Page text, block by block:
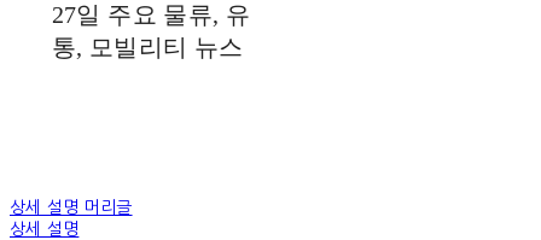
27일 주요 물류, 유
통, 모빌리티 뉴스
상세 설명 머리글
상세 설명